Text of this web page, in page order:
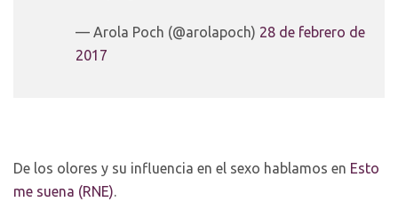
— Arola Poch (@arolapoch) 28 de febrero de
2017
De los olores y su influencia en el sexo hablamos en Esto
me suena (RNE).